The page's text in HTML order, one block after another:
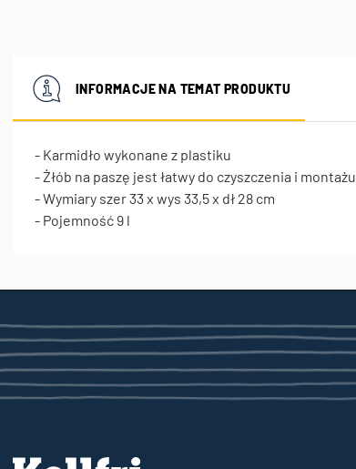
INFORMACJE NA TEMAT PRODUKTU
- Karmidło wykonane z plastiku
- Żłób na paszę jest łatwy do czyszczenia i montażu
- Wymiary szer 33 x wys 33,5 x dł 28 cm
- Pojemność 9 l